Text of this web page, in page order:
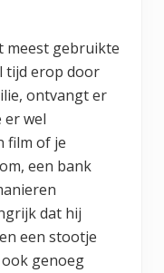
meest gebruikte
tijd erop door
ontvangt er
er wel
film of je
een bank
dat hij
een stootje
genoeg